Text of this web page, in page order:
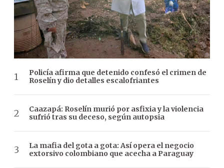
Policía afirma que detenido confesó el crimen de
Roselín y dio detalles escalofriantes
Caazapá: Roselín murió por asfixia y la violencia
sufrió tras su deceso, según autopsia
La mafia del gota a gota: Así opera el negocio
extorsivo colombiano que acecha a Paraguay